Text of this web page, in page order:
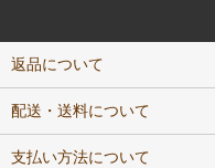
返品について
配送・送料について
支払い方法について